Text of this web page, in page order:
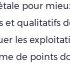
pour
et qualitatifs
les
de points